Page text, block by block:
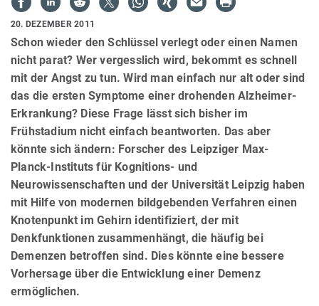
20. DEZEMBER 2011
Schon wieder den Schlüssel verlegt oder einen Namen
nicht parat? Wer vergesslich wird, bekommt es schnell
mit der Angst zu tun. Wird man einfach nur alt oder sind
das die ersten Symptome einer drohenden Alzheimer-
Erkrankung? Diese Frage lässt sich bisher im
Frühstadium nicht einfach beantworten. Das aber
könnte sich ändern: Forscher des Leipziger Max-
Planck-Instituts für Kognitions- und
Neurowissenschaften und der Universität Leipzig haben
mit Hilfe von modernen bildgebenden Verfahren einen
Knotenpunkt im Gehirn identifiziert, der mit
Denkfunktionen zusammenhängt, die häufig bei
Demenzen betroffen sind. Dies könnte eine bessere
Vorhersage über die Entwicklung einer Demenz
ermöglichen.